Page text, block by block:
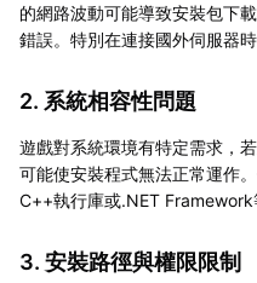
的網路波動可能導致安裝包下
錯誤。特別在連接國外伺服器
2. 系統相容性問題
遊戲對系統環境有特定需求，
可能使安裝程式無法正常運作
C++執行庫或.NET Framework
3. 安裝路徑與權限限制